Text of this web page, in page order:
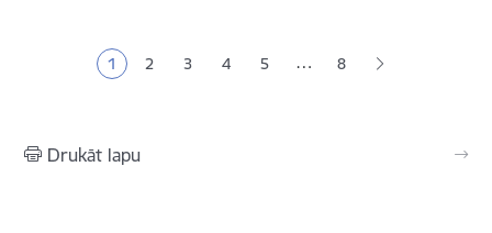
Pašreizējā lapa
1 Lapa
2 Lapa
3 Lapa
4 Lapa
5 … 8
Drukāt lapu